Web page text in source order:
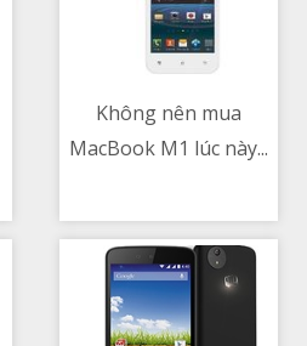
Không nên mua
MacBook M1 lúc này...